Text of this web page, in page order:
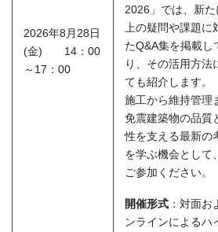
2026年8月28日
(金) 14：00
～17：00
2026」では、新た
上の疑問や課題に
たQ&A集を掲載し
り、その活用方法
ても紹介します。
施工から維持管理
免震建築物の品質
性を支える最新の
を学ぶ機会として
ご参加ください。
開催形式 ：対面お
ンラインによるハ